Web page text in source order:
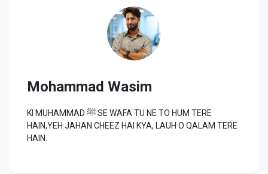
Mohammad Wasim
KI MUHAMMAD ﷺ SE WAFA TU NE TO HUM TERE
HAIN,YEH JAHAN CHEEZ HAI KYA, LAUH O QALAM TERE
HAIN.